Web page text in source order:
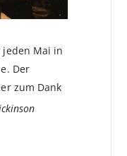
jeden Mai in
Der
zum Dank